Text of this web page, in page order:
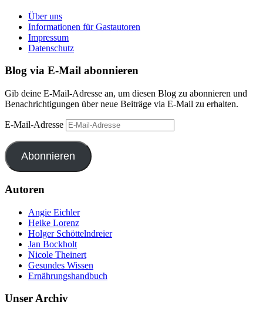
Über uns
Informationen für Gastautoren
Impressum
Datenschutz
Blog via E-Mail abonnieren
Gib deine E-Mail-Adresse an, um diesen Blog zu abonnieren und
Benachrichtigungen über neue Beiträge via E-Mail zu erhalten.
E-Mail-Adresse
Abonnieren
Autoren
Angie Eichler
Heike Lorenz
Holger Schöttelndreier
Jan Bockholt
Nicole Theinert
Gesundes Wissen
Ernährungshandbuch
Unser Archiv